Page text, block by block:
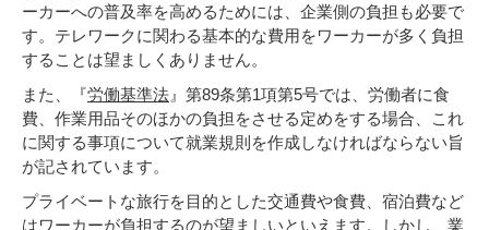
ーカーへの普及率を高めるためには、企業側の負担も必要で
す。テレワークに関わる基本的な費用をワーカーが多く負担
することは望ましくありません。
また、『労働基準法 』第89条第1項第5号では、労働者に食
費、作業用品そのほかの負担をさせる定めをする場合、これ
に関する事項について就業規則を作成しなければならない旨
が記されています。
プライベートな旅行を目的とした交通費や食費、宿泊費など
はワーカーが負担するのが望ましいといえます。しかし、業